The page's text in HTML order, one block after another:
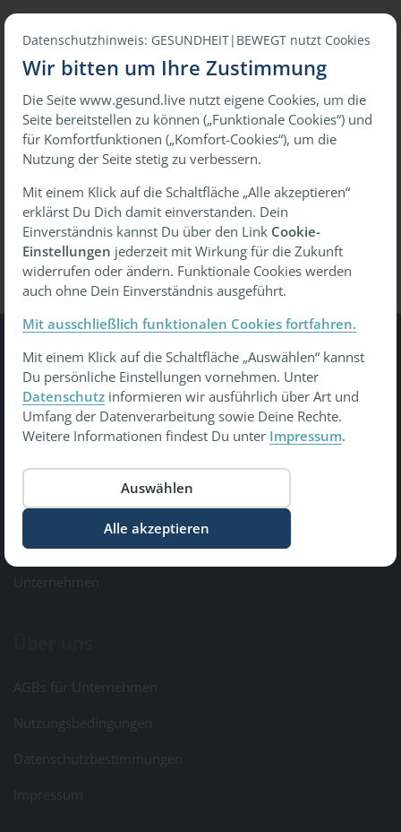
oder
Mit einmaligem Link anmelden
Passwort vergessen?Wiederherstellen
Gesundheit Bewegt
Tu was - gesund leben, gesund arbeiten, gesund älter
werden
All Rights Reserved
Informationen
Kontakt & Feedback
Unternehmen
AGBs für Unternehmen
Nutzungsbedingungen
Datenschutzbestimmungen
Impressum
Datenschutzhinweis: GESUNDHEIT|BEWEGT nutzt Cookies
Wir bitten um Ihre Zustimmung
Die Seite www.gesund.live nutzt eigene Cookies, um die
Seite bereitstellen zu können („Funktionale Cookies“) und
für Komfortfunktionen („Komfort-Cookies“), um die
Nutzung der Seite stetig zu verbessern.
Mit einem Klick auf die Schaltfläche „Alle akzeptieren“
erklärst Du Dich damit einverstanden. Dein
Einverständnis kannst Du über den Link Cookie-
Einstellungen jederzeit mit Wirkung für die Zukunft
widerrufen oder ändern. Funktionale Cookies werden
auch ohne Dein Einverständnis ausgeführt.
Mit ausschließlich funktionalen Cookies fortfahren.
Mit einem Klick auf die Schaltfläche „Auswählen“ kannst
Du persönliche Einstellungen vornehmen. Unter
Datenschutz informieren wir ausführlich über Art und
Umfang der Datenverarbeitung sowie Deine Rechte.
Weitere Informationen findest Du unter Impressum.